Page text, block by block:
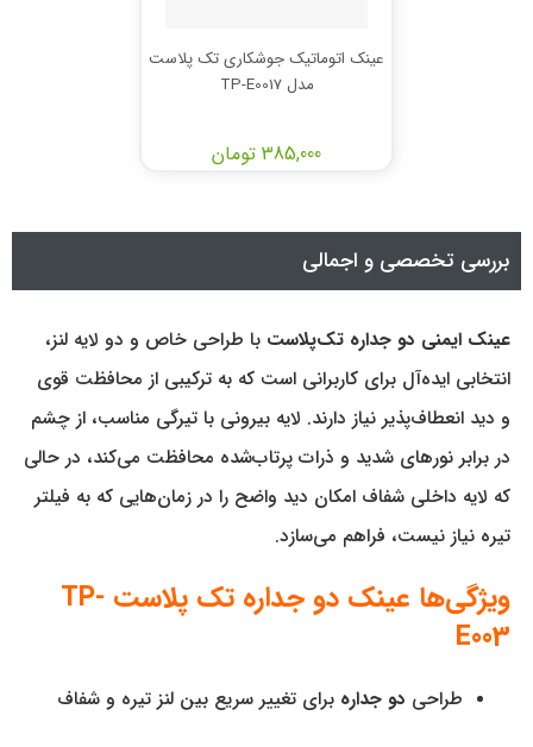
عینک اتوماتیک جوشکاری تک پلاست
مدل TP-E0017
385,000 تومان
بررسی تخصصی و اجمالی
عینک ایمنی دو جداره تک‌پلاست با طراحی خاص و دو لایه لنز،
انتخابی ایده‌آل برای کاربرانی است که به ترکیبی از محافظت قوی
و دید انعطاف‌پذیر نیاز دارند. لایه بیرونی با تیرگی مناسب، از چشم
در برابر نورهای شدید و ذرات پرتاب‌شده محافظت می‌کند، در حالی
که لایه داخلی شفاف امکان دید واضح را در زمان‌هایی که به فیلتر
تیره نیاز نیست، فراهم می‌سازد.
ویژگی‌ها عینک دو جداره تک پلاست TP-
E003
طراحی دو جداره برای تغییر سریع بین لنز تیره و شفاف